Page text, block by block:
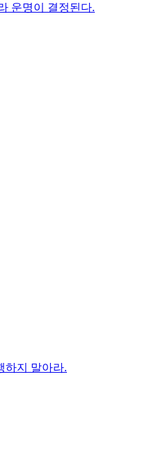
운명이 결정된다.
하지 말아라.